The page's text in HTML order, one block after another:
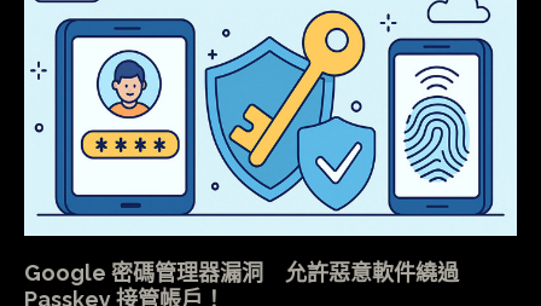
Google 密碼管理器漏洞 允許惡意軟件繞過
Passkey 接管帳戶！